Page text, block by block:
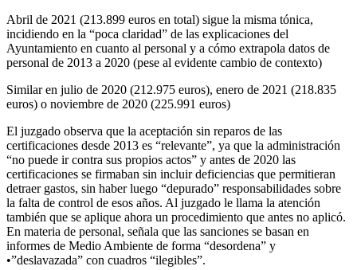
Abril de 2021 (213.899 euros en total) sigue la misma tónica,
incidiendo en la “poca claridad” de las explicaciones del
Ayuntamiento en cuanto al personal y a cómo extrapola datos de
personal de 2013 a 2020 (pese al evidente cambio de contexto)
Similar en julio de 2020 (212.975 euros), enero de 2021 (218.835
euros) o noviembre de 2020 (225.991 euros)
El juzgado observa que la aceptación sin reparos de las
certificaciones desde 2013 es “relevante”, ya que la administración
“no puede ir contra sus propios actos” y antes de 2020 las
certificaciones se firmaban sin incluir deficiencias que permitieran
detraer gastos, sin haber luego “depurado” responsabilidades sobre
la falta de control de esos años. Al juzgado le llama la atención
también que se aplique ahora un procedimiento que antes no aplicó.
En materia de personal, señala que las sanciones se basan en
informes de Medio Ambiente de forma “desordena” y
•”deslavazada” con cuadros “ilegibles”.